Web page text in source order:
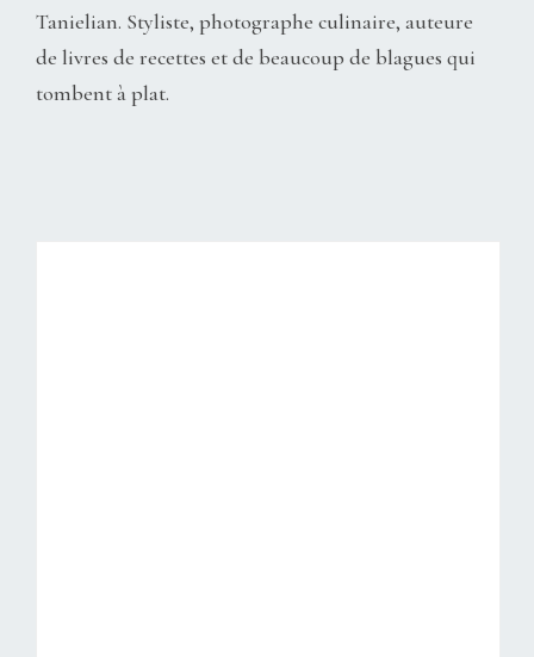
Tanielian. Styliste, photographe culinaire, auteure
de livres de recettes et de beaucoup de blagues qui
tombent à plat.